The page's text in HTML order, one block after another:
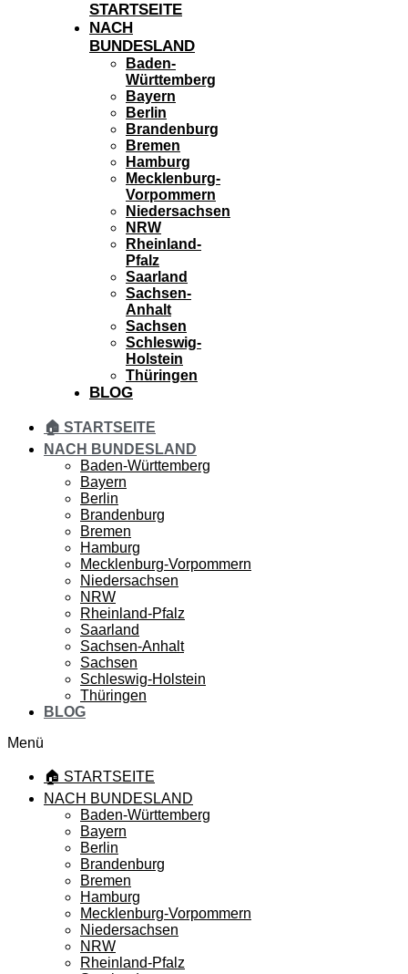
STARTSEITE
NACH
BUNDESLAND
Baden-
Württemberg
Bayern
Berlin
Brandenburg
Bremen
Hamburg
Mecklenburg-
Vorpommern
Niedersachsen
NRW
Rheinland-
Pfalz
Saarland
Sachsen-
Anhalt
Sachsen
Schleswig-
Holstein
Thüringen
BLOG
🏠 STARTSEITE
NACH BUNDESLAND
Baden-Württemberg
Bayern
Berlin
Brandenburg
Bremen
Hamburg
Mecklenburg-Vorpommern
Niedersachsen
NRW
Rheinland-Pfalz
Saarland
Sachsen-Anhalt
Sachsen
Schleswig-Holstein
Thüringen
BLOG
Menü
🏠 STARTSEITE
NACH BUNDESLAND
Baden-Württemberg
Bayern
Berlin
Brandenburg
Bremen
Hamburg
Mecklenburg-Vorpommern
Niedersachsen
NRW
Rheinland-Pfalz